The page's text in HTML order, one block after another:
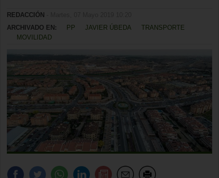
REDACCIÓN
ARCHIVADO EN:
PP JAVIER ÚBEDA
TRANSPORTE
MOVILIDAD